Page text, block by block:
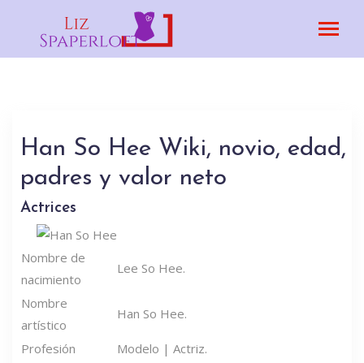
Han So Hee Wiki, novio, edad,
padres y valor neto
Actrices
Nombre de
nacimiento
Lee So Hee.
Nombre
artístico
Han So Hee.
Profesión
Modelo | Actriz.